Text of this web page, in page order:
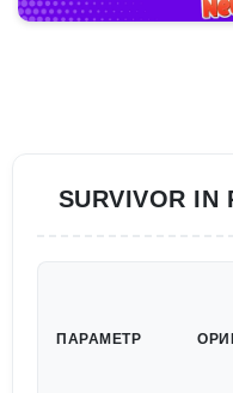
SURVIVOR IN
ПАРАМЕТР